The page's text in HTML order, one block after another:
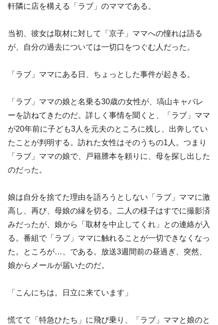
軒隣に店を構える「ラブ」のママである。
当初、彼女は取材に対して「京子」ママへの憧れは語る
が、自分の過去については一切口をつぐむ人だった。
「ラブ」ママにある日、ちょっとした事件が起きる。
「ラブ」ママの娘と名乗る30歳の女性が、塙山キャバレ
ーを訪ねてきたのだ。詳しく事情を聞くと、「ラブ」ママ
が20年前に子ども3人を元夫のところに残し、出奔してい
たことが判明する。訪れた女性はそのうちの1人。つまり
「ラブ」ママの娘で、戸籍謄本を頼りに、母を探し出した
のだった。
娘は自分を捨てた理由を語ろうとしない「ラブ」ママに激
高し、再び、母娘の縁を切る。二人の様子はすでに撮影済
みだったが、娘から「取材を中止してくれ」との連絡が入
る。番組で「ラブ」ママに触れることが一切できなくなっ
た。ところが…、である。放送3週間前の昼過ぎ、突然、
娘からメールが届いたのだ。
「こんにちは。日立に来ています」
慌てて「特急ひたち」に飛び乗り、「ラブ」ママと娘のと